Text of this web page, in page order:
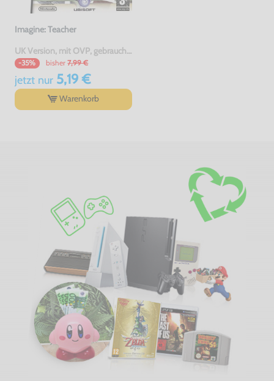
Imagine: Teacher
UK Version, mit OVP, gebraucht, USK18
-35% bisher 7,99 €
jetzt nur5,19 €
Warenkorb